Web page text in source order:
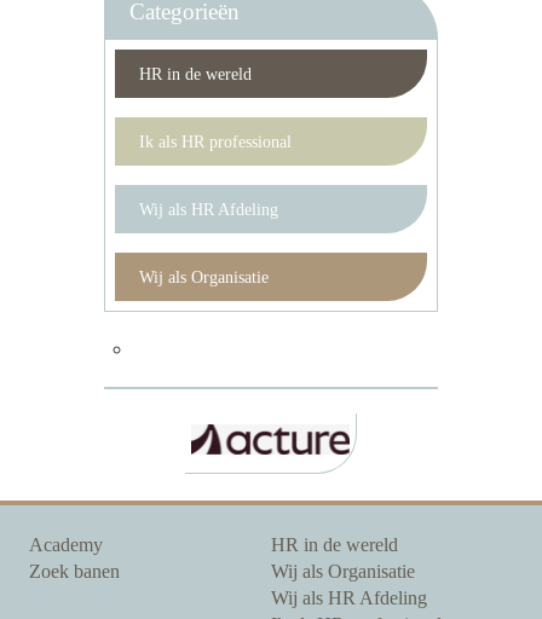
Categorieën
HR in de wereld
Ik als HR professional
Wij als HR Afdeling
Wij als Organisatie
Academy
Zoek banen
HR in de wereld
Wij als Organisatie
Wij als HR Afdeling